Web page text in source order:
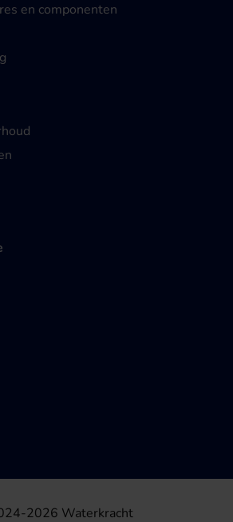
en componenten
2026 Waterkracht